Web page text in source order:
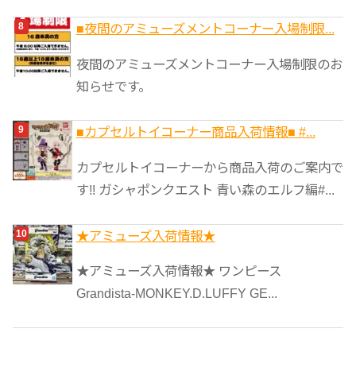
■夜間のアミューズメントコーナー入場制限...
夜間のアミューズメントコーナー入場制限のお
知らせです。
■カプセルトイコーナー商品入荷情報■ #...
カプセルトイコーナーから商品入荷のご案内で
す!! ガシャポンクエスト 青い森のエルフ編#...
★アミューズ入荷情報★
★アミューズ入荷情報★ ワンピース
Grandista-MONKEY.D.LUFFY GE...